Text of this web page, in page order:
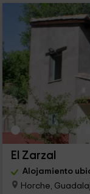
El Zarzal
Alojamiento
Horche,